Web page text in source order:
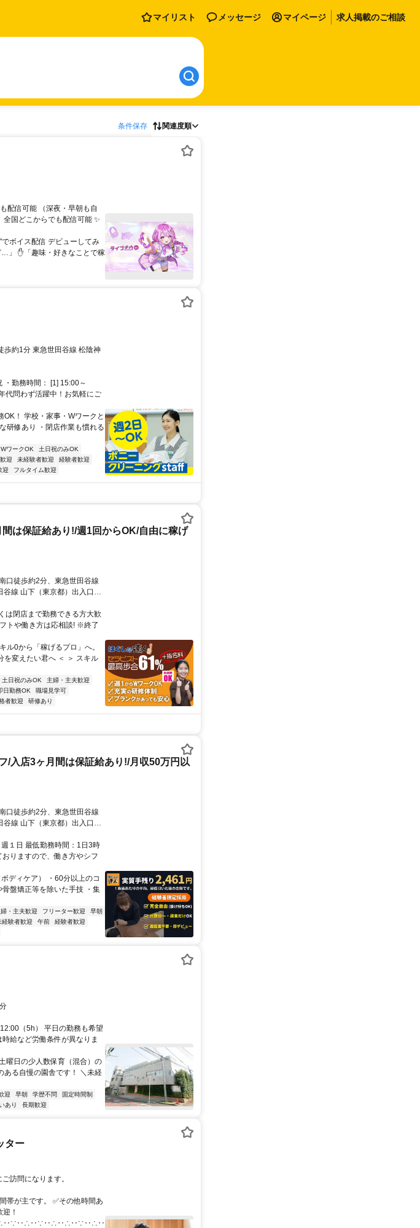
マイリスト メッセージ マイページ 求人掲載のご相談
条件保存 関連度順
配信可能 （深夜・早朝も自
国どこからでも配信可能 ✨
ボイス配信 デビューしてみ
」 ✋「趣味・好きなことで稼
歩約1分 東急世田谷線 松陰神
・勤務時間： [1] 15:00～
代問わず活躍中！お気軽にご
！ 学校・家事・Wワークと
研修あり ・閉店作業も慣れる
ワークOK
土日祝のみOK
迎 未経験者歓迎
経験者歓迎
迎 フルタイム歓迎
は保証給あり!/週1回からOK/自由に稼げ
口徒歩約2分、東急世田谷線
線 山下（東京都）出入口1
は閉店まで勤務できる方大歓
トや働き方は応相談! ※終了
ル0から「稼げるプロ」へ。
を変えたい君へ ＜ ＞ スキル
土日祝のみOK
主婦・主夫歓迎
日勤務OK
職場見学可
者歓迎 研修あり
/入店3ヶ月間は保証給あり!/月収50万円以
口徒歩約2分、東急世田谷線
線 山下（東京都）出入口1
１日 最低勤務時間：1日3時
りますので、働き方やシフ
ィケア） ・60分以上のコ
盤矯正等を除いた手技 ・集
婦・主夫歓迎 フリーター歓迎
早朝
経験者歓迎 午前
経験者歓迎
（5h） 平日の勤務も希望
給など労働条件が異なりま
曜日の少人数保育（混合）の
ある自慢の園舎です！ ＼未経
迎 早朝 学歴不問
固定時間制
あり 長期歓迎
ター
訪問になります。
が主です。 ✅その他時間あ
！
･｡･ ★∴‥∵‥∴‥∵‥∴‥∴‥∵‥∴‥